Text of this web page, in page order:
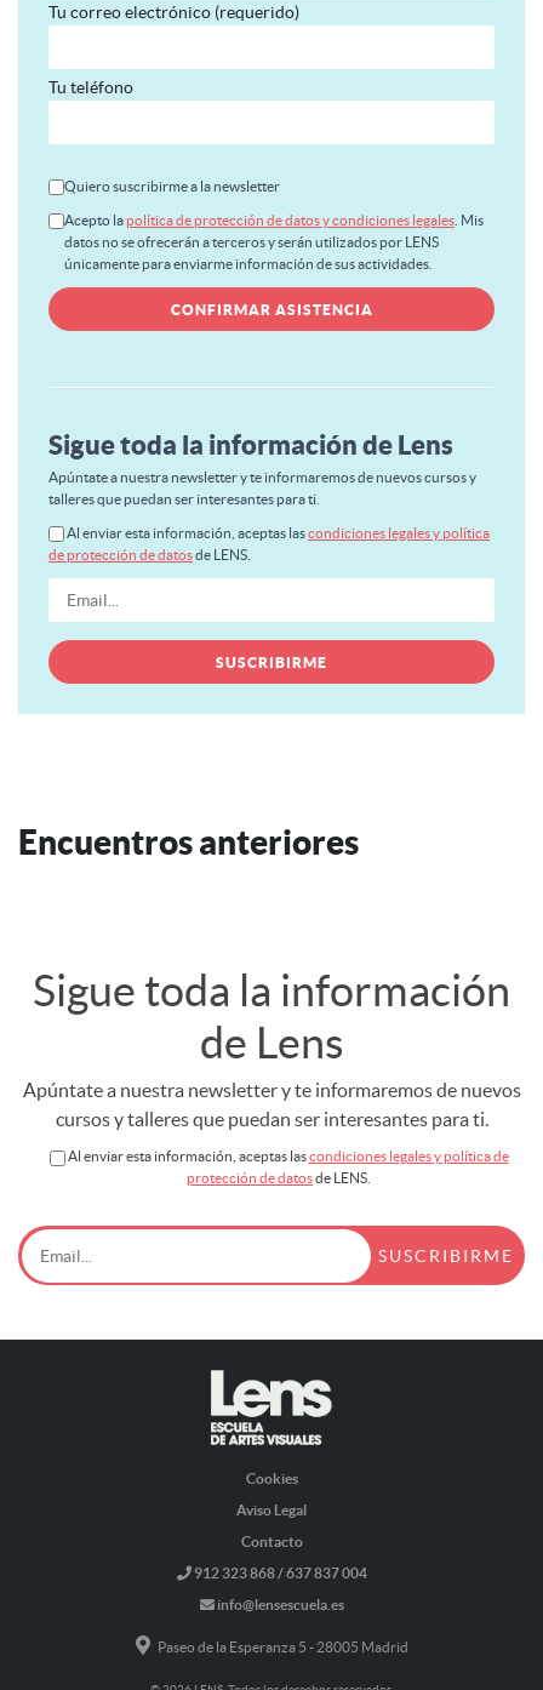
Tu correo electrónico (requerido)
Tu teléfono
Quiero suscribirme a la newsletter
Acepto la política de protección de datos y condiciones legales . Mis
datos no se ofrecerán a terceros y serán utilizados por LENS
únicamente para enviarme información de sus actividades.
Sigue toda la información de Lens
Apúntate a nuestra newsletter y te informaremos de nuevos cursos y
talleres que puedan ser interesantes para ti.
Al enviar esta información, aceptas lascondiciones legales y política
de protección de datosde LENS.
Encuentros anteriores
Sigue toda la información
de Lens
Apúntate a nuestra newsletter y te informaremos de nuevos
cursos y talleres que puedan ser interesantes para ti.
Al enviar esta información, aceptas lascondiciones legales y política de
protección de datosde LENS.
Cookies
Aviso Legal
Contacto
912 323 868 / 637 837 004
info@lensescuela.es
Paseo de la Esperanza 5 - 28005 Madrid